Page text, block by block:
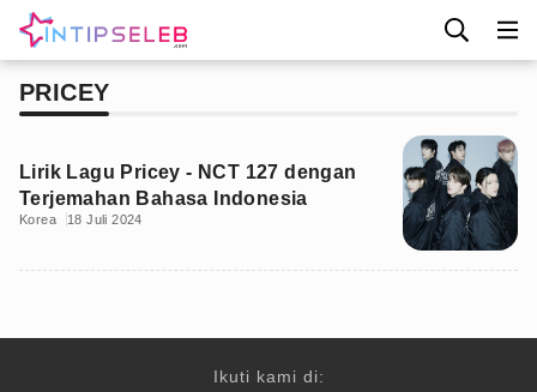
PRICEY
Lirik Lagu Pricey - NCT 127 dengan
Terjemahan Bahasa Indonesia
Korea 18 Juli 2024
Ikuti kami di: